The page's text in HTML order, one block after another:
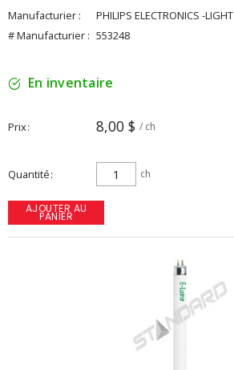
Manufacturier :
PHILIPS ELECTRONICS -LIGHT
# Manufacturier : 553248
En inventaire
Prix 8,00 $ / ch
Quantité ch
AJOUTER AU
PANIER